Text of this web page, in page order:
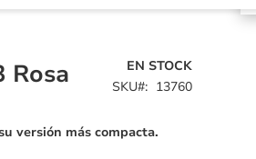
Rosa
EN STOCK
SKU
13760
versión más compacta.